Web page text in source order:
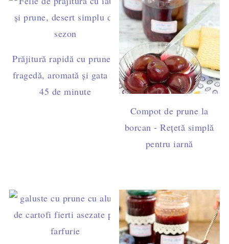
Prăjitură rapidă cu prune –
fragedă, aromată și gata în
45 de minute
Compot de prune la
borcan - Rețetă simplă
pentru iarnă